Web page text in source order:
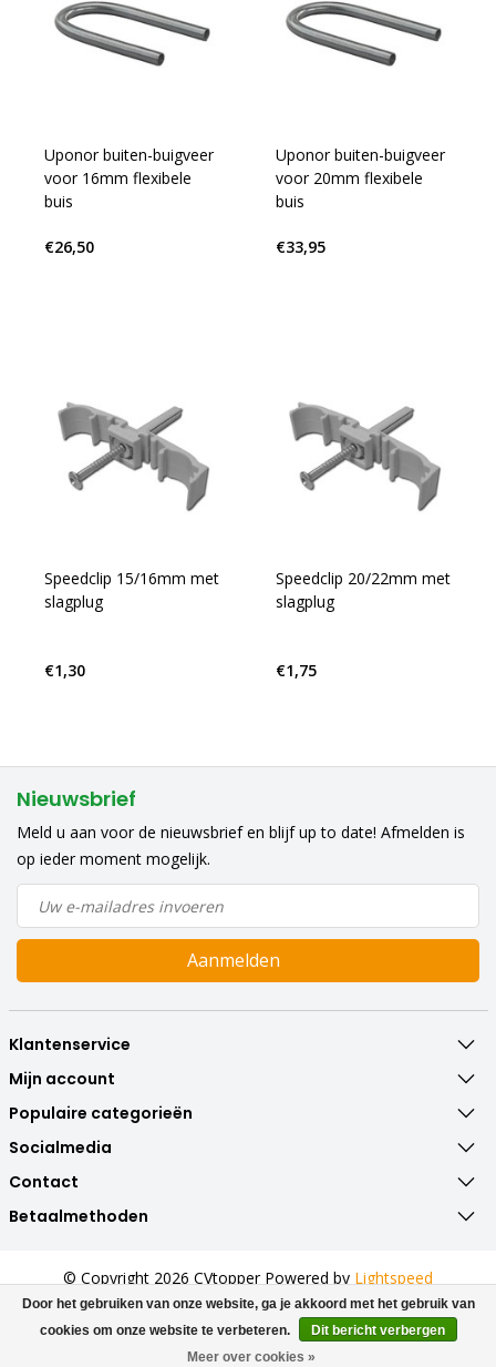
Uponor buiten-buigveer
voor 16mm flexibele
buis
€26,50
Uponor buiten-buigveer
voor 20mm flexibele
buis
€33,95
Speedclip 15/16mm met
slagplug
€1,30
Speedclip 20/22mm met
slagplug
€1,75
Nieuwsbrief
Meld u aan voor de nieuwsbrief en blijf up to date! Afmelden is
op ieder moment mogelijk.
Aanmelden
Klantenservice
Mijn account
Populaire categorieën
Socialmedia
Contact
Betaalmethoden
© Copyright 2026 CVtopper Powered by Lightspeed
All rights reserved byInStijl Media
Beoordeling op Webwinkel Keurvoor CVtopper.nl: 9.8/10 (322
beoordelingen)
Door het gebruiken van onze website, ga je akkoord met het gebruik van
cookies om onze website te verbeteren.
Dit bericht verbergen
Meer over cookies »